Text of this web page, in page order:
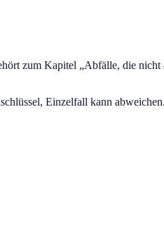
zum Kapitel „Abfälle, die nicht
Einzelfall kann